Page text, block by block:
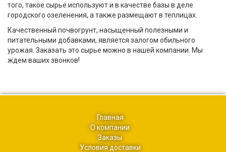
того, такое сырье используют и в качестве базы в деле
городского озеленения, а также размещают в теплицах.
Качественный почвогрунт, насыщенный полезными и
питательными добавками, является залогом обильного
урожая. Заказать это сырье можно в нашей компании. Мы
ждем ваших звонков!
Главная
О компании
Заказы
Условия доставки